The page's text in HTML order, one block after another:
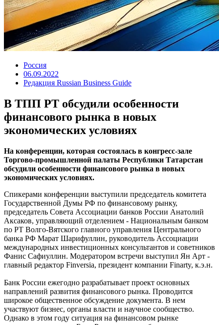
Россия
06.09.2022
Редакция Russian Business Guide
В ТПП РТ обсудили особенности
финансового рынка в новых
экономических условиях
На конференции, которая состоялась в конгресс-зале
Торгово-промышленной палаты Республики Татарстан
обсудили особенности финансового рынка в новых
экономических условиях.
Спикерами конференции выступили председатель комитета
Государственной Думы РФ по финансовому рынку,
председатель Совета Ассоциации банков России Анатолий
Аксаков, управляющий отделением - Национальным банком
по РТ Волго-Вятского главного управления Центрального
банка РФ Марат Шарифуллин, руководитель Ассоциации
международных инвестиционных консультантов и советников
Фанис Сафиуллин. Модератором встречи выступил Ян Арт -
главный редактор Finversia, президент компании Finarty, к.э.н.
Банк России ежегодно разрабатывает проект основных
направлений развития финансового рынка. Проводится
широкое общественное обсуждение документа. В нем
участвуют бизнес, органы власти и научное сообщество.
Однако в этом году ситуация на финансовом рынке